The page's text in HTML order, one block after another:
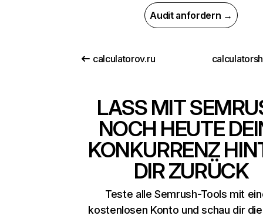
Audit anfordern →
calculatorov.ru
LASS MIT
NOCH HEUTE
KONKURRENZ
DIR ZURÜCK
Teste alle Semrush-Tools mit
kostenlosen Konto und schau dir